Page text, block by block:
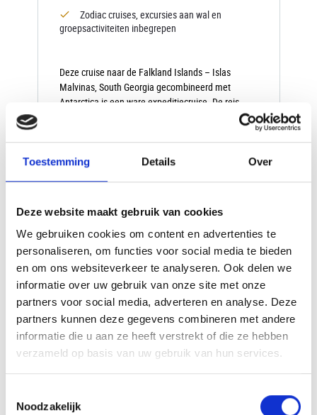
Toestemming Details Over
Deze website maakt gebruik van cookies
We gebruiken cookies om content en advertenties te
personaliseren, om functies voor social media te bieden
en om ons websiteverkeer te analyseren. Ook delen we
informatie over uw gebruik van onze site met onze
partners voor social media, adverteren en analyse. Deze
partners kunnen deze gegevens combineren met andere
informatie die u aan ze heeft verstrekt of die ze hebben
verzameld op basis van uw gebruik van hun services.
Noodzakelijk
Zodiac cruises, excursies aan wal en
groepsactiviteiten inbegrepen
Deze cruise naar de Falkland Islands – Islas
Malvinas, South Georgia gecombineerd met
Antarctica is een ware expeditiecruise. De reis
ruige schoonheid en een verrassend gevarieerd
dierenleven.
v.a. €
17400,00
p.p.
Bekijk deze reis